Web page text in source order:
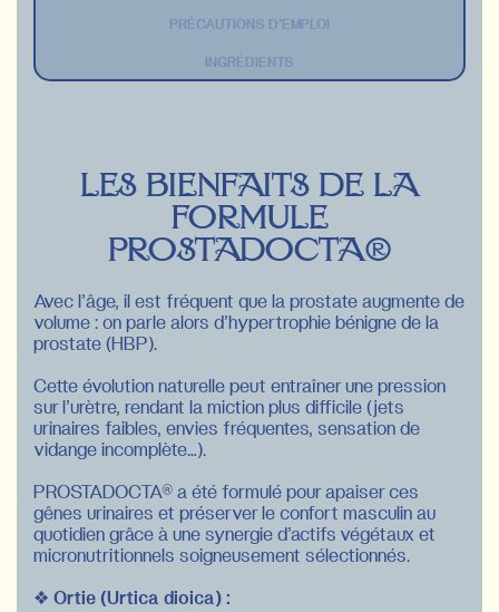
PRÉCAUTIONS D’EMPLOI
INGRÉDIENTS
Les bienfaits de la
formule
PROSTADOCTA®
Avec l’âge, il est fréquent que la prostate augmente de
volume : on parle alors d’hypertrophie bénigne de la
prostate (HBP).
Cette évolution naturelle peut entraîner une pression
sur l’urètre, rendant la miction plus difficile (jets
urinaires faibles, envies fréquentes, sensation de
vidange incomplète…).
PROSTADOCTA® a été formulé pour apaiser ces
gênes urinaires et préserver le confort masculin au
quotidien grâce à une synergie d’actifs végétaux et
micronutritionnels soigneusement sélectionnés.
❖ Ortie (Urtica dioica) :